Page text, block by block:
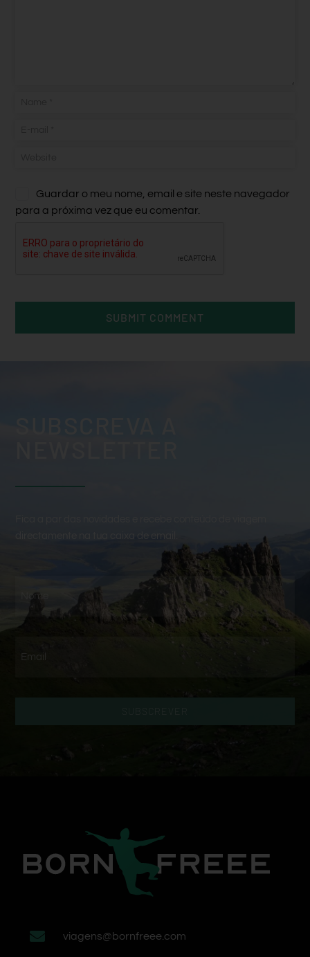
Guardar o meu nome, email e site neste navegador
para a próxima vez que eu comentar.
directamente na tua caixa de email.
viagens@bornfreee.com